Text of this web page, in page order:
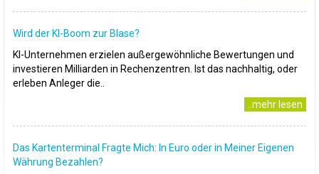
Wird der KI-Boom zur Blase?
KI-Unternehmen erzielen außergewöhnliche Bewertungen und
investieren Milliarden in Rechenzentren. Ist das nachhaltig, oder
erleben Anleger die..
..mehr lesen
Das Kartenterminal Fragte Mich: In Euro oder in Meiner Eigenen
Währung Bezahlen?